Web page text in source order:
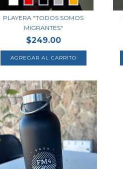
PLAYERA "TODOS SOMOS
MIGRANTES"
$249.00
AGREGAR AL CARRITO